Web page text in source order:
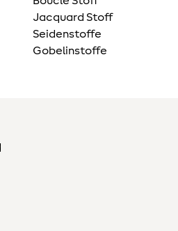
Jacquard Stoff
Seidenstoffe
Gobelinstoffe